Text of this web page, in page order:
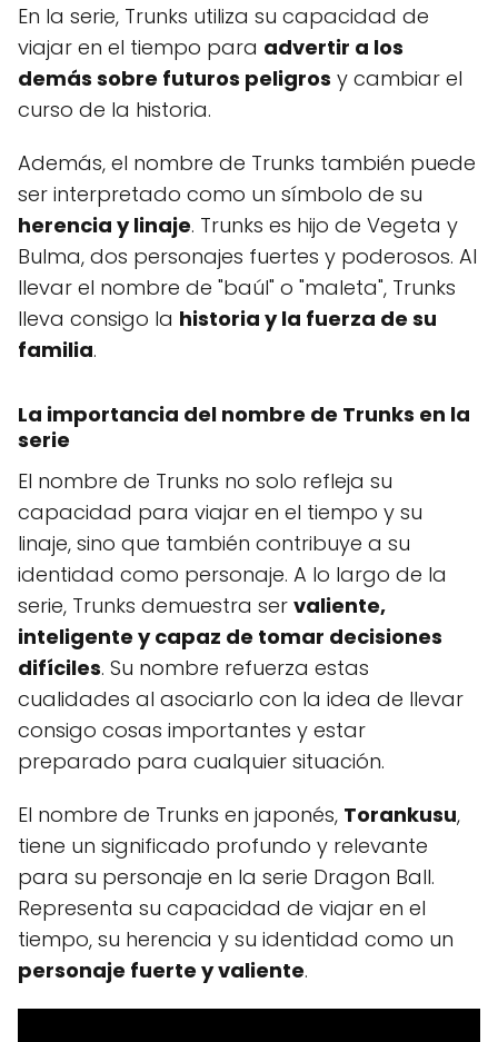
En la serie, Trunks utiliza su capacidad de
viajar en el tiempo para advertir a los
demás sobre futuros peligros y cambiar el
curso de la historia.
Además, el nombre de Trunks también puede
ser interpretado como un símbolo de su
herencia y linaje. Trunks es hijo de Vegeta y
Bulma, dos personajes fuertes y poderosos. Al
llevar el nombre de "baúl" o "maleta", Trunks
lleva consigo la historia y la fuerza de su
familia.
La importancia del nombre de Trunks en la
serie
El nombre de Trunks no solo refleja su
capacidad para viajar en el tiempo y su
linaje, sino que también contribuye a su
identidad como personaje. A lo largo de la
serie, Trunks demuestra ser valiente,
inteligente y capaz de tomar decisiones
difíciles. Su nombre refuerza estas
cualidades al asociarlo con la idea de llevar
consigo cosas importantes y estar
preparado para cualquier situación.
El nombre de Trunks en japonés, Torankusu,
tiene un significado profundo y relevante
para su personaje en la serie Dragon Ball.
Representa su capacidad de viajar en el
tiempo, su herencia y su identidad como un
personaje fuerte y valiente.